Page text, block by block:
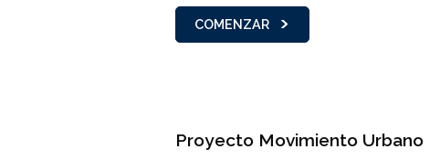
COMENZAR
Proyecto Movimiento Urbano